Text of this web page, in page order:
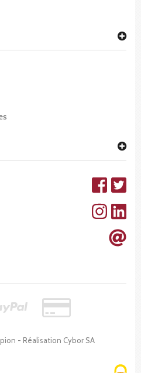
- Réalisation Cybor SA